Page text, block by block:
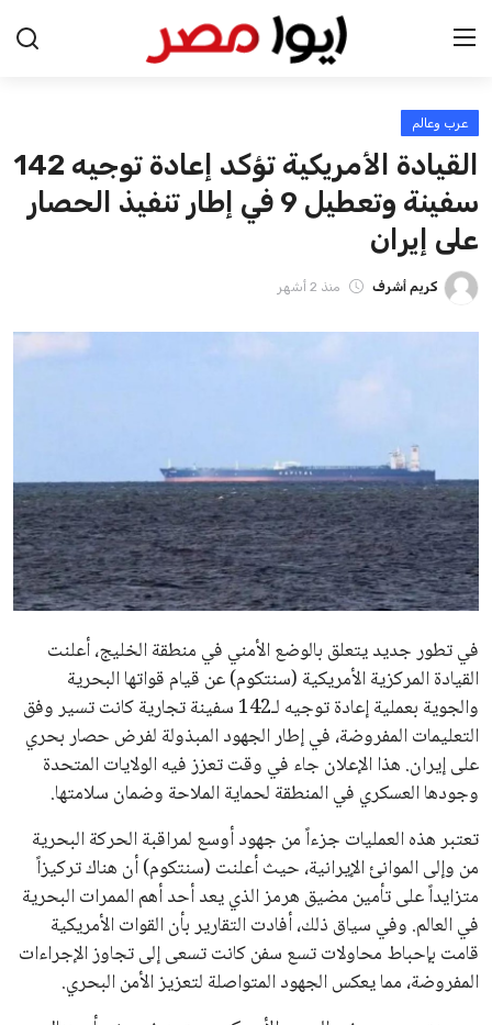
الرئيسية
اخبار مصر
عرب وعالم
اقتصاد
فن وثقافة
علوم وتكنولوجيا
المرأة والجمال
محافظات
عرب وعالم
القيادة الأمريكية تؤكد إعادة توجيه 142
سفينة وتعطيل 9 في إطار تنفيذ الحصار
على إيران
كريم أشرف منذ 2 أشهر
في تطور جديد يتعلق بالوضع الأمني في منطقة الخليج، أعلنت
القيادة المركزية الأمريكية (سنتكوم) عن قيام قواتها البحرية
والجوية بعملية إعادة توجيه لـ142 سفينة تجارية كانت تسير وفق
التعليمات المفروضة، في إطار الجهود المبذولة لفرض حصار بحري
على إيران. هذا الإعلان جاء في وقت تعزز فيه الولايات المتحدة
وجودها العسكري في المنطقة لحماية الملاحة وضمان سلامتها.
تعتبر هذه العمليات جزءاً من جهود أوسع لمراقبة الحركة البحرية
من وإلى الموانئ الإيرانية، حيث أعلنت (سنتكوم) أن هناك تركيزاً
متزايداً على تأمين مضيق هرمز الذي يعد أحد أهم الممرات البحرية
في العالم. وفي سياق ذلك، أفادت التقارير بأن القوات الأمريكية
قامت بإحباط محاولات تسع سفن كانت تسعى إلى تجاوز الإجراءات
المفروضة، مما يعكس الجهود المتواصلة لتعزيز الأمن البحري.